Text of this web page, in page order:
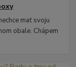
mať svoju
obale. Chápem